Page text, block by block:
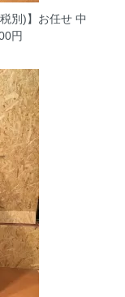
別)】お任せ 中
円